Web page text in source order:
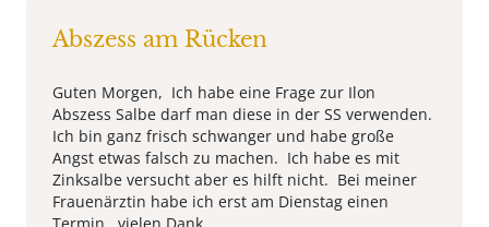
Abszess am Rücken
Guten Morgen, Ich habe eine Frage zur Ilon
Abszess Salbe darf man diese in der SS verwenden.
Ich bin ganz frisch schwanger und habe große
Angst etwas falsch zu machen. Ich habe es mit
Zinksalbe versucht aber es hilft nicht. Bei meiner
Frauenärztin habe ich erst am Dienstag einen